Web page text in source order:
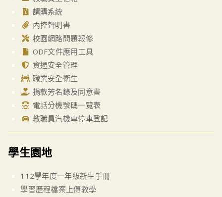
請購系統
內控聲明書
校園網路問題報修
ODF文件應用工具
資通安全管理
職業安全衛生
捐款芳名錄及同意書
電話分機號碼一覽表
教職員汽機車停車登記
學生園地
112學年度一年級新生手冊
學習歷程檔案上傳教學